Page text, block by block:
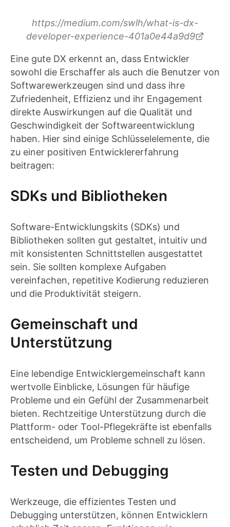
https://medium.com/swlh/what-is-dx-
developer-experience-401a0e44a9d9
Eine gute DX erkennt an, dass Entwickler
sowohl die Erschaffer als auch die Benutzer von
Softwarewerkzeugen sind und dass ihre
Zufriedenheit, Effizienz und ihr Engagement
direkte Auswirkungen auf die Qualität und
Geschwindigkeit der Softwareentwicklung
haben. Hier sind einige Schlüsselelemente, die
zu einer positiven Entwicklererfahrung
beitragen:
SDKs und Bibliotheken
Software-Entwicklungskits (SDKs) und
Bibliotheken sollten gut gestaltet, intuitiv und
mit konsistenten Schnittstellen ausgestattet
sein. Sie sollten komplexe Aufgaben
vereinfachen, repetitive Kodierung reduzieren
und die Produktivität steigern.
Gemeinschaft und
Unterstützung
Eine lebendige Entwicklergemeinschaft kann
wertvolle Einblicke, Lösungen für häufige
Probleme und ein Gefühl der Zusammenarbeit
bieten. Rechtzeitige Unterstützung durch die
Plattform- oder Tool-Pflegekräfte ist ebenfalls
entscheidend, um Probleme schnell zu lösen.
Testen und Debugging
Werkzeuge, die effizientes Testen und
Debugging unterstützen, können Entwicklern